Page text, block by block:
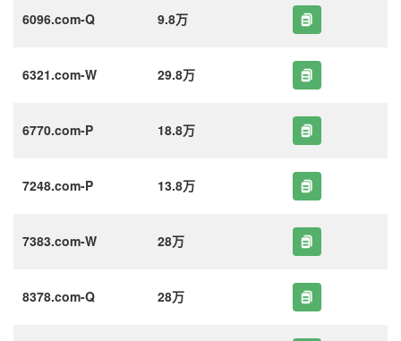
6096.com-Q 9.8万
6321.com-W 29.8万
6770.com-P 18.8万
7248.com-P 13.8万
7383.com-W 28万
8378.com-Q 28万